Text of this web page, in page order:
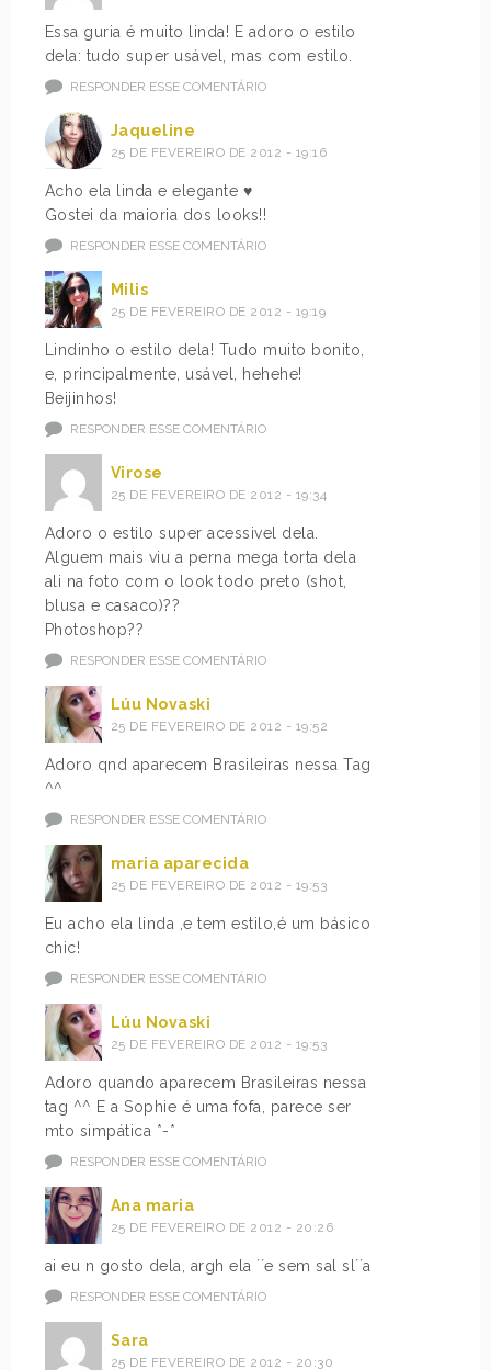
Essa guria é muito linda! E adoro o estilo
dela: tudo super usável, mas com estilo.
RESPONDER ESSE COMENTÁRIO
Jaqueline
25 DE FEVEREIRO DE 2012 - 19:16
Acho ela linda e elegante ♥
Gostei da maioria dos looks!!
RESPONDER ESSE COMENTÁRIO
Milis
25 DE FEVEREIRO DE 2012 - 19:19
Lindinho o estilo dela! Tudo muito bonito,
e, principalmente, usável, hehehe!
Beijinhos!
RESPONDER ESSE COMENTÁRIO
Virose
25 DE FEVEREIRO DE 2012 - 19:34
Adoro o estilo super acessivel dela.
Alguem mais viu a perna mega torta dela
ali na foto com o look todo preto (shot,
blusa e casaco)??
Photoshop??
RESPONDER ESSE COMENTÁRIO
Lúu Novaski
25 DE FEVEREIRO DE 2012 - 19:52
Adoro qnd aparecem Brasileiras nessa Tag
^^
RESPONDER ESSE COMENTÁRIO
maria aparecida
25 DE FEVEREIRO DE 2012 - 19:53
Eu acho ela linda ,e tem estilo,é um básico
chic!
RESPONDER ESSE COMENTÁRIO
Lúu Novaski
25 DE FEVEREIRO DE 2012 - 19:53
Adoro quando aparecem Brasileiras nessa
tag ^^ E a Sophie é uma fofa, parece ser
mto simpática *-*
RESPONDER ESSE COMENTÁRIO
Ana maria
25 DE FEVEREIRO DE 2012 - 20:26
ai eu n gosto dela, argh ela ´´e sem sal sl´´a
RESPONDER ESSE COMENTÁRIO
Sara
25 DE FEVEREIRO DE 2012 - 20:30